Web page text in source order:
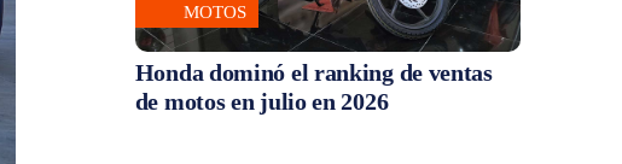
MOTOS
Honda dominó el ranking de ventas
de motos en julio en 2026